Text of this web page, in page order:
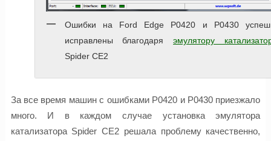
Ошибки на Ford Edge P0420 и P0430
исправлены благодаряэмулятору
Spider CE2
За все время машин с ошибками P0420 и P0430 приезжало
много. И в каждом случаe установка эмулятора
катализатора Spider CE2 решала проблему качественно,